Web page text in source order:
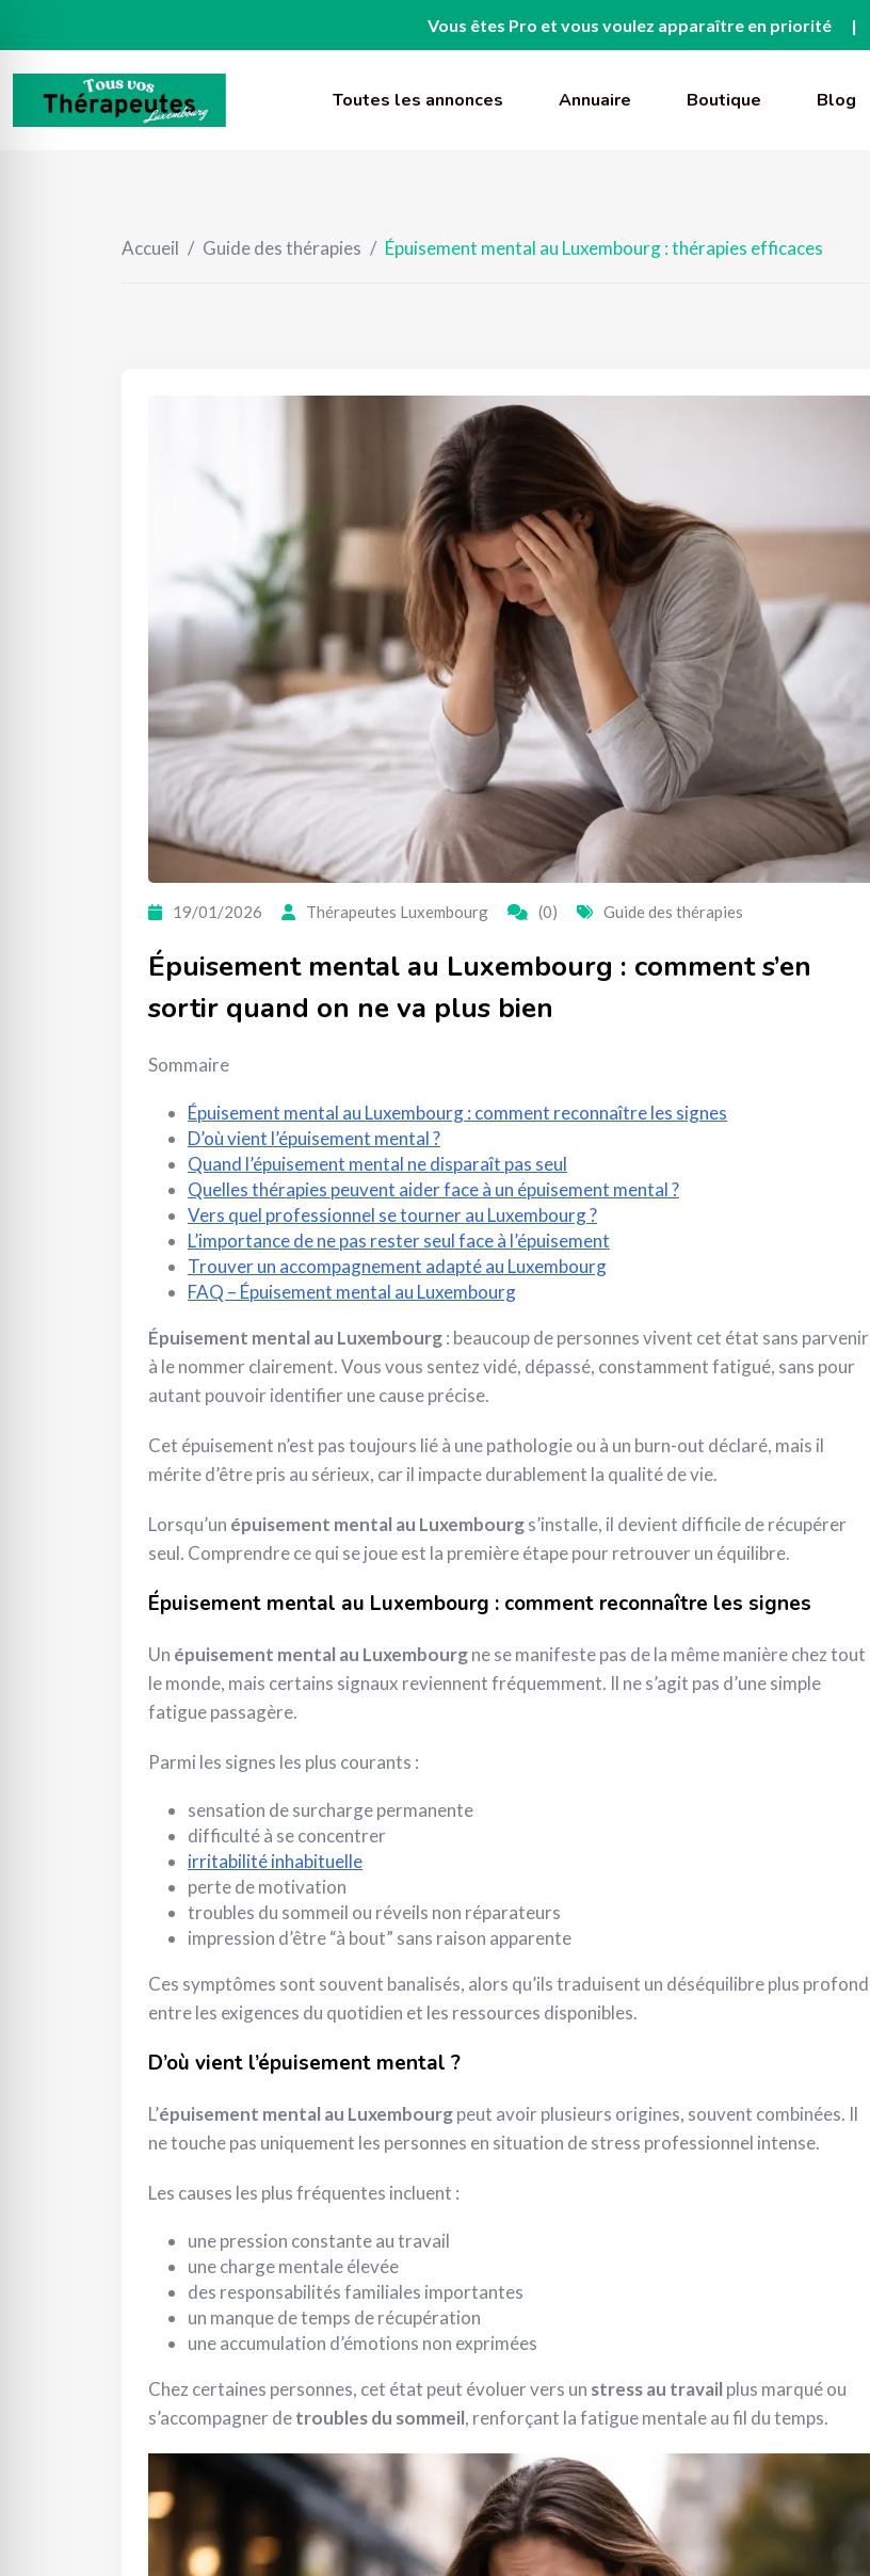
Vous êtes Pro et vous voulez apparaître en priorité
content
Toutes les annonces Annuaire Boutique Blog
Accueil / Guide des thérapies / Épuisement mental au Luxembourg : thérapies efficaces
19/01/2026 Thérapeutes Luxembourg (0) Guide des thérapies
Épuisement mental au Luxembourg : comment s’en
sortir quand on ne va plus bien
Sommaire
Épuisement mental au Luxembourg : comment reconnaître les signes
D’où vient l’épuisement mental ?
Quand l’épuisement mental ne disparaît pas seul
Quelles thérapies peuvent aider face à un épuisement mental ?
Vers quel professionnel se tourner au Luxembourg ?
L’importance de ne pas rester seul face à l’épuisement
Trouver un accompagnement adapté au Luxembourg
FAQ – Épuisement mental au Luxembourg
Épuisement mental au Luxembourg: beaucoup de personnes vivent cet état sans parvenir
à le nommer clairement. Vous vous sentez vidé, dépassé, constamment fatigué, sans pour
autant pouvoir identifier une cause précise.
Cet épuisement n’est pas toujours lié à une pathologie ou à un burn-out déclaré, mais il
mérite d’être pris au sérieux, car il impacte durablement la qualité de vie.
Lorsqu’un épuisement mental au Luxembourgs’installe, il devient difficile de récupérer
seul. Comprendre ce qui se joue est la première étape pour retrouver un équilibre.
Épuisement mental au Luxembourg : comment reconnaître les signes
Un épuisement mental au Luxembourgne se manifeste pas de la même manière chez tout
le monde, mais certains signaux reviennent fréquemment. Il ne s’agit pas d’une simple
fatigue passagère.
Parmi les signes les plus courants :
sensation de surcharge permanente
difficulté à se concentrer
irritabilité inhabituelle
perte de motivation
troubles du sommeil ou réveils non réparateurs
impression d’être “à bout” sans raison apparente
Ces symptômes sont souvent banalisés, alors qu’ils traduisent un déséquilibre plus profond
entre les exigences du quotidien et les ressources disponibles.
D’où vient l’épuisement mental ?
L’épuisement mental au Luxembourgpeut avoir plusieurs origines, souvent combinées. Il
ne touche pas uniquement les personnes en situation de stress professionnel intense.
Les causes les plus fréquentes incluent :
une pression constante au travail
une charge mentale élevée
des responsabilités familiales importantes
un manque de temps de récupération
une accumulation d’émotions non exprimées
Chez certaines personnes, cet état peut évoluer vers un stress au travail plus marqué ou
s’accompagner detroubles du sommeil, renforçant la fatigue mentale au fil du temps.